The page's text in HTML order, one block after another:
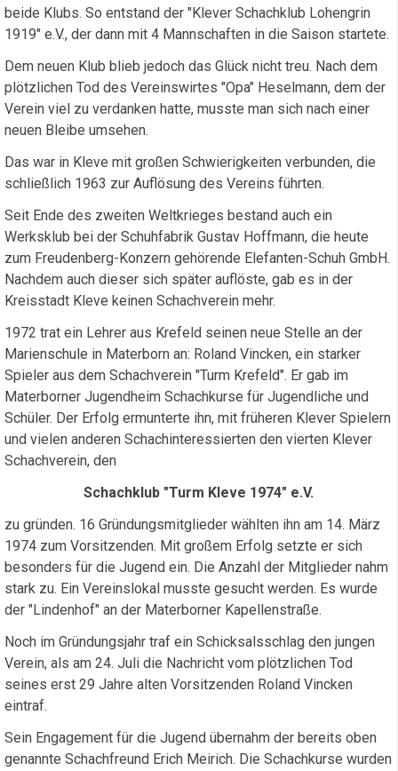
beide Klubs. So entstand der "Klever Schachklub Lohengrin
1919" e.V., der dann mit 4 Mannschaften in die Saison startete.
Dem neuen Klub blieb jedoch das Glück nicht treu. Nach dem
plötzlichen Tod des Vereinswirtes "Opa" Heselmann, dem der
Verein viel zu verdanken hatte, musste man sich nach einer
neuen Bleibe umsehen.
Das war in Kleve mit großen Schwierigkeiten verbunden, die
schließlich 1963 zur Auflösung des Vereins führten.
Seit Ende des zweiten Weltkrieges bestand auch ein
Werksklub bei der Schuhfabrik Gustav Hoffmann, die heute
zum Freudenberg-Konzern gehörende Elefanten-Schuh GmbH.
Nachdem auch dieser sich später auflöste, gab es in der
Kreisstadt Kleve keinen Schachverein mehr.
1972 trat ein Lehrer aus Krefeld seinen neue Stelle an der
Marienschule in Materborn an: Roland Vincken, ein starker
Spieler aus dem Schachverein "Turm Krefeld". Er gab im
Materborner Jugendheim Schachkurse für Jugendliche und
Schüler. Der Erfolg ermunterte ihn, mit früheren Klever Spielern
und vielen anderen Schachinteressierten den vierten Klever
Schachverein, den
Schachklub "Turm Kleve 1974" e.V.
zu gründen. 16 Gründungsmitglieder wählten ihn am 14. März
1974 zum Vorsitzenden. Mit großem Erfolg setzte er sich
besonders für die Jugend ein. Die Anzahl der Mitglieder nahm
stark zu. Ein Vereinslokal musste gesucht werden. Es wurde
der "Lindenhof" an der Materborner Kapellenstraße.
Noch im Gründungsjahr traf ein Schicksalsschlag den jungen
Verein, als am 24. Juli die Nachricht vom plötzlichen Tod
seines erst 29 Jahre alten Vorsitzenden Roland Vincken
eintraf.
Sein Engagement für die Jugend übernahm der bereits oben
genannte Schachfreund Erich Meirich. Die Schachkurse wurden